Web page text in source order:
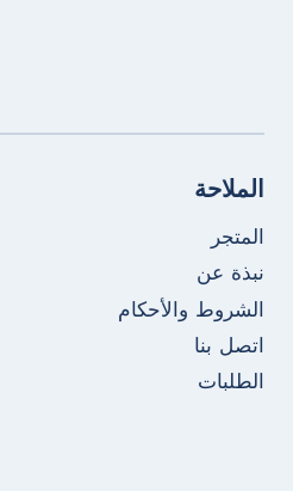
الملاحة
المتجر
نبذة عن
الشروط والأحكام
اتصل بنا
الطلبات